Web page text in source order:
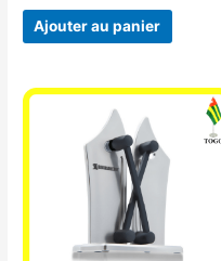
Ajouter au panier